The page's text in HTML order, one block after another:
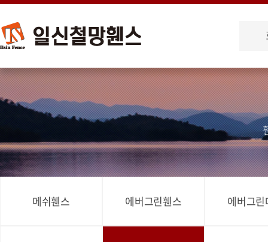
메쉬휀스 에버그린휀스 에버그